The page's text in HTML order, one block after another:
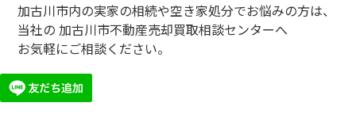
加古川市内の実家の相続や空き家処分でお悩みの方は、
当社の 加古川市不動産売却買取相談センターへ
お気軽にご相談ください。